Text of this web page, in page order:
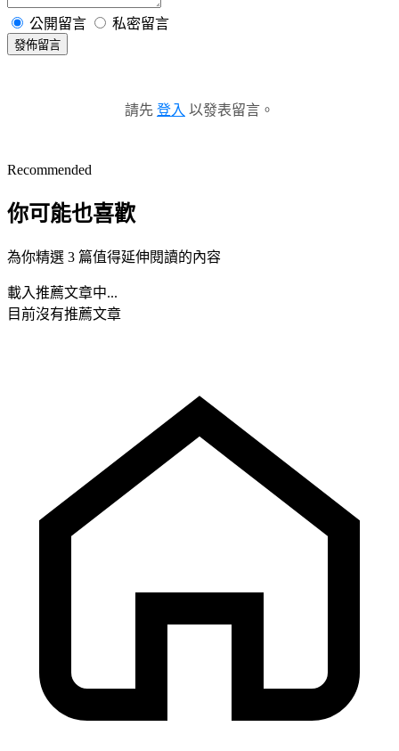
公開留言 私密留言
發佈留言
請先 登入 以發表留言。
Recommended
你可能也喜歡
為你精選 3 篇值得延伸閱讀的內容
載入推薦文章中...
目前沒有推薦文章